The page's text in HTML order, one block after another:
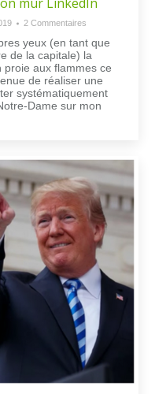
2 Commentaires
yeux (en tant que
de la capitale) la
aux flammes ce
de réaliser une
systématiquement
Dame sur mon